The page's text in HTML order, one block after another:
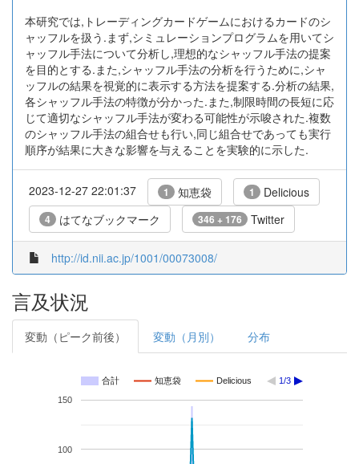
本研究では,トレーディングカードゲームにおけるカードのシ
ャッフルを扱う.まず,シミュレーションプログラムを用いてシ
ャッフル手法について分析し,理想的なシャッフル手法の提案
を目的とする.また,シャッフル手法の分析を行うために,シャ
ッフルの結果を視覚的に表示する方法を提案する.分析の結果,
各シャッフル手法の特徴が分かった.また,制限時間の長短に応
じて適切なシャッフル手法が変わる可能性が示唆された.複数
のシャッフル手法の組合せも行い,同じ組合せであっても実行
順序が結果に大きな影響を与えることを実験的に示した.
2023-12-27 22:01:37 1 知恵袋 1 Delicious
4 はてなブックマーク 346 + 176 Twitter
http://id.nii.ac.jp/1001/00073008/
言及状況
変動（ピーク前後） 変動（月別） 分布
合計 知恵袋 Delicious 1/3
100
150